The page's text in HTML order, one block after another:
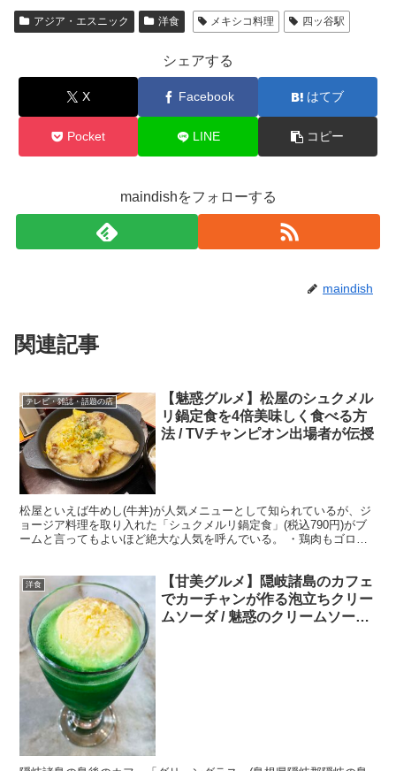
アジア・エスニック 洋食 メキシコ料理 四ッ谷駅
シェアする
X Facebook はてブ
Pocket LINE コピー
maindishをフォローする
maindish
関連記事
テレビ・雑誌・話題の店
【魅惑グルメ】松屋のシュクメル
リ鍋定食を4倍美味しく食べる方
法 / TVチャンピオン出場者が伝授
松屋といえば牛めし(牛丼)が人気メニューとして知られているが、ジ
ョージア料理を取り入れた「シュクメルリ鍋定食」(税込790円)がブ
ームと言ってもよいほど絶大な人気を呼んでいる。 ・鶏肉もゴロゴ
洋食
【甘美グルメ】隠岐諸島のカフェ
でカーチャンが作る泡立ちクリー
ムソーダ / 魅惑のクリームソーダ